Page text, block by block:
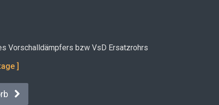
Vorschalldämpfers bzw VsD Ersatzrohrs
]